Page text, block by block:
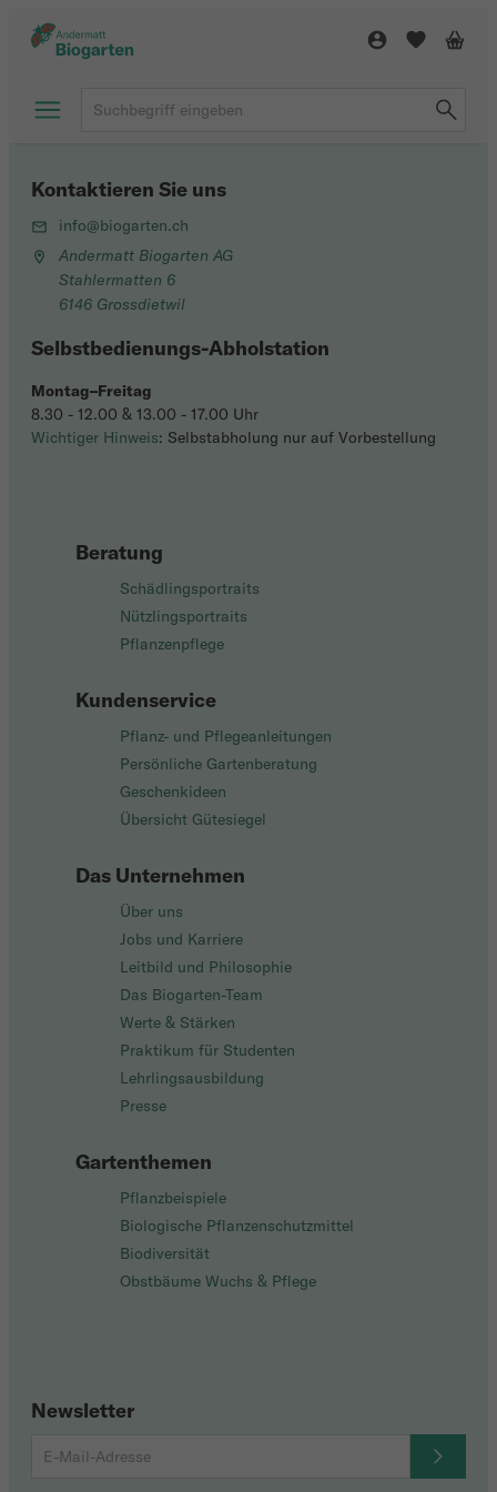
Beratung
Schädlingsportraits
Nützlingsportraits
Pflanzenpflege
Kundenservice
Pflanz- und Pflegeanleitungen
Persönliche Gartenberatung
Geschenkideen
Übersicht Gütesiegel
Das Unternehmen
Über uns
Jobs und Karriere
Leitbild und Philosophie
Das Biogarten-Team
Werte & Stärken
Praktikum für Studenten
Lehrlingsausbildung
Presse
Gartenthemen
Pflanzbeispiele
Biologische Pflanzenschutzmittel
Biodiversität
Obstbäume Wuchs & Pflege
Newsletter
Kontaktieren Sie uns
info@biogarten.ch
Andermatt Biogarten AG
Stahlermatten 6
6146 Grossdietwil
Selbstbedienungs-Abholstation
Montag–Freitag
8.30 - 12.00 & 13.00 - 17.00 Uhr
Wichtiger Hinweis: Selbstabholung nur auf Vorbestellung